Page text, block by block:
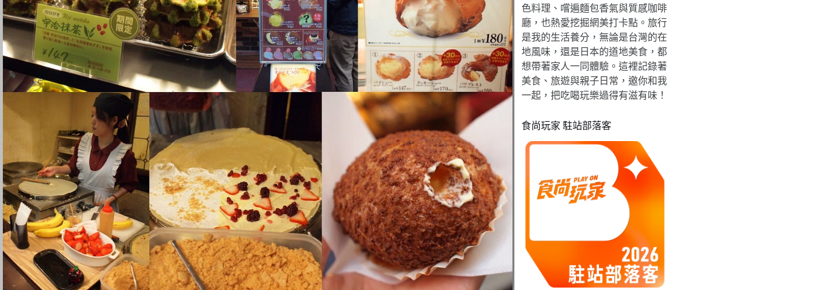
色料理、嚐遍麵包香氣與質感咖啡
廳，也熱愛挖掘網美打卡點。旅行
是我的生活養分，無論是台灣的在
地風味，還是日本的道地美食，都
想帶著家人一同體驗。這裡記錄著
美食、旅遊與親子日常，邀你和我
一起，把吃喝玩樂過得有滋有味！
食尚玩家 駐站部落客